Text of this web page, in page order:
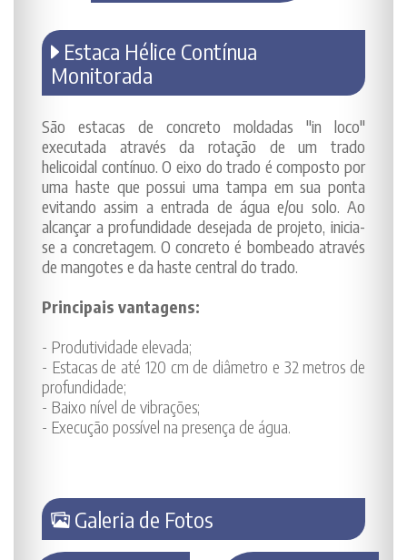
Estaca Hélice Contínua
Monitorada
São estacas de concreto moldadas "in loco"
executada através da rotação de um trado
helicoidal contínuo. O eixo do trado é composto por
uma haste que possui uma tampa em sua ponta
evitando assim a entrada de água e/ou solo. Ao
alcançar a profundidade desejada de projeto, inicia-
se a concretagem. O concreto é bombeado através
de mangotes e da haste central do trado.
Principais vantagens:
- Produtividade elevada;
- Estacas de até 120 cm de diâmetro e 32 metros de
profundidade;
- Baixo nível de vibrações;
- Execução possível na presença de água.
Galeria de Fotos